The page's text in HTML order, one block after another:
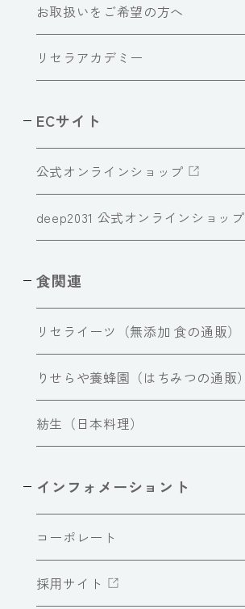
お取扱いをご希望の方へ
リセラアカデミー
ECサイト
公式オンラインショップ
deep2031 公式オンラインショップ
食関連
リセライーツ（無添加 食の通販）
りせらや養蜂園（はちみつの通販）
紡生（日本料理）
インフォメーショント
コーポレート
採用サイト